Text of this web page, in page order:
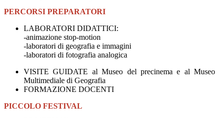
PERCORSI PREPARATORI
LABORATORI DIDATTICI:
-animazione stop-motion
-laboratori di geografia e immagini
-laboratori di fotografia analogica
VISITE GUIDATE al Museo del precinema e al Museo
Multimediale di Geografia
FORMAZIONE DOCENTI
PICCOLO FESTIVAL